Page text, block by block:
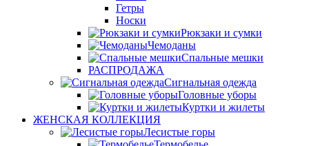
Гетры
Носки
Рюкзаки и сумки
Чемоданы
Спальные мешки
РАСПРОДАЖА
Сигнальная одежда
Головные уборы
Куртки и жилеты
ЖЕНСКАЯ КОЛЛЕКЦИЯ
Лесистые горы